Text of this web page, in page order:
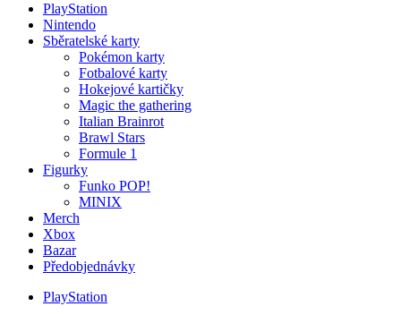
PlayStation
Nintendo
Sběratelské karty
Pokémon karty
Fotbalové karty
Hokejové kartičky
Magic the gathering
Italian Brainrot
Brawl Stars
Formule 1
Figurky
Funko POP!
MINIX
Merch
Xbox
Bazar
Předobjednávky
PlayStation